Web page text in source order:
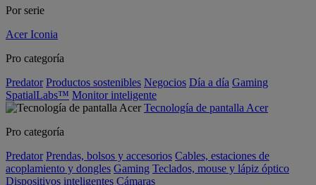
Por serie
Acer Iconia
Pro categoría
Predator Productos sostenibles Negocios Día a día Gaming
SpatialLabs™ Monitor inteligente
Tecnología de pantalla Acer
Pro categoría
Predator Prendas, bolsos y accesorios Cables, estaciones de
acoplamiento y dongles Gaming Teclados, mouse y lápiz óptico
Dispositivos inteligentes Cámaras